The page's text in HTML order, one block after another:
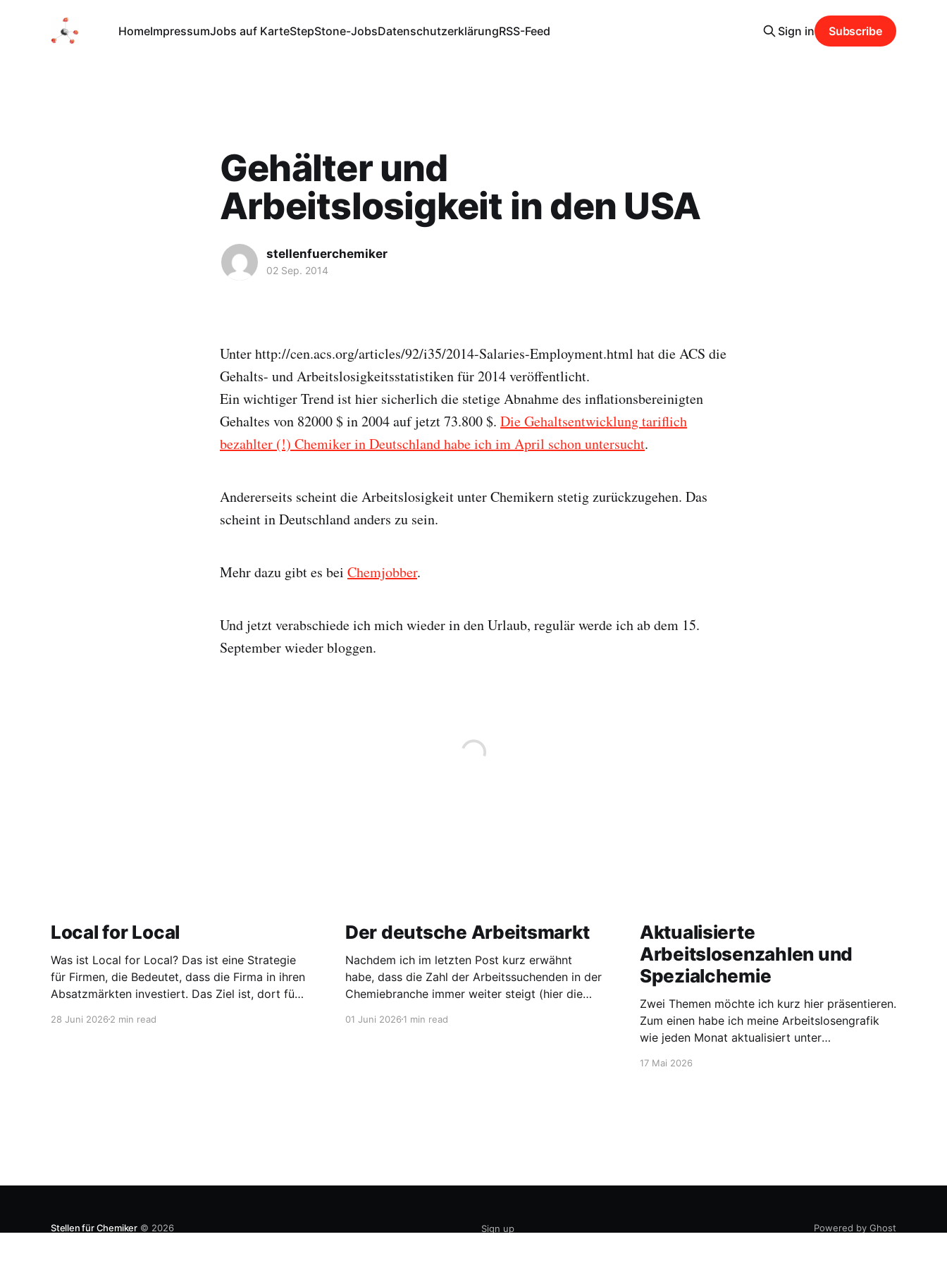
HomeImpressumJobs auf KarteStepStone-JobsDatenschutzerklärungRSS-Feed Sign in Subscribe
Gehälter und
Arbeitslosigkeit in den USA
stellenfuerchemiker
02 Sep. 2014
Unter http://cen.acs.org/articles/92/i35/2014-Salaries-Employment.html hat die ACS die
Gehalts- und Arbeitslosigkeitsstatistiken für 2014 veröffentlicht.
Ein wichtiger Trend ist hier sicherlich die stetige Abnahme des inflationsbereinigten
Gehaltes von 82000 $ in 2004 auf jetzt 73.800 $. Die Gehaltsentwicklung tariflich
bezahlter (!) Chemiker in Deutschland habe ich im April schon untersucht.
Andererseits scheint die Arbeitslosigkeit unter Chemikern stetig zurückzugehen. Das
scheint in Deutschland anders zu sein.
Mehr dazu gibt es bei Chemjobber.
Und jetzt verabschiede ich mich wieder in den Urlaub, regulär werde ich ab dem 15.
September wieder bloggen.
Local for Local
Was ist Local for Local? Das ist eine Strategie
für Firmen, die Bedeutet, dass die Firma in ihren
Absatzmärkten investiert. Das Ziel ist, dort für
entwickeln. Diese Strategie ist von Toyota
28 Juni 2026 2 min read
Der deutsche Arbeitsmarkt
Nachdem ich im letzten Post kurz erwähnt
habe, dass die Zahl der Arbeitssuchenden in der
Chemiebranche immer weiter steigt (hier die
den gesamten Arbeitsmarkt werfen. Laut
01 Juni 20261 min read
Aktualisierte
Arbeitslosenzahlen und
Spezialchemie
Zwei Themen möchte ich kurz hier präsentieren.
Zum einen habe ich meine Arbeitslosengrafik
wie jeden Monat aktualisiert unter
chemiker.de/arbeitslose-chemiker/. Und die
17 Mai 2026
Stellen für Chemiker © 2026 Sign up Powered by Ghost